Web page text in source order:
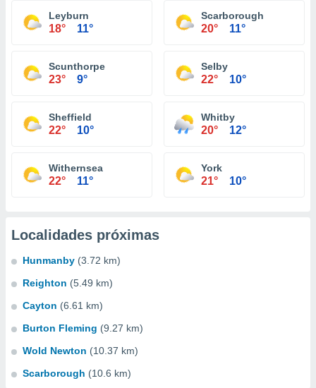
Leyburn
18° 11°
Scarborough
20° 11°
Scunthorpe
23° 9°
Selby
22° 10°
Sheffield
22° 10°
Whitby
20° 12°
Withernsea
22° 11°
York
21° 10°
Localidades próximas
Hunmanby (3.72 km)
Reighton (5.49 km)
Cayton (6.61 km)
Burton Fleming (9.27 km)
Wold Newton (10.37 km)
Scarborough (10.6 km)